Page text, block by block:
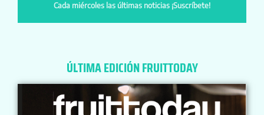
Cada miércoles las últimas noticias ¡Suscríbete!
ÚLTIMA EDICIÓN FRUITTODAY